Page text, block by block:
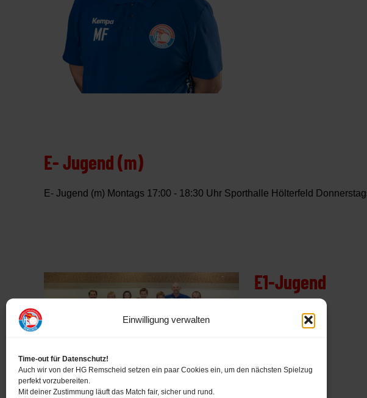
Einwilligung verwalten
Time-out für Datenschutz!
Auch wir von der HG Remscheid setzen ein paar Cookies ein, um den nächsten Spielzug
perfekt vorzubereiten.
Mit deiner Zustimmung läuft das Match fair, sicher und rund.
Björn Göbbels
E- Jugend (m)
E- Jugend (m) Montags 17:00 - 18:30 Uhr Sporthalle Hölterfeld
E1-Jugend